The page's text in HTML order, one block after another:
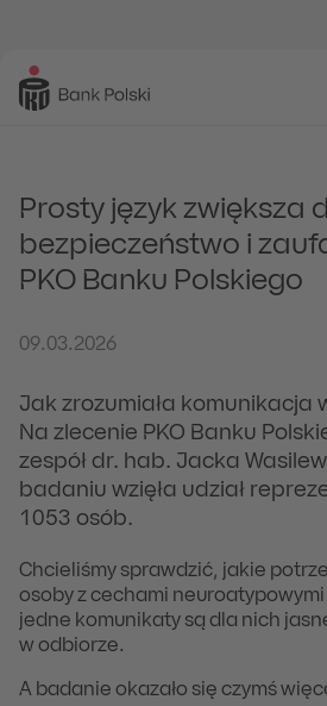
Prosty język zwiększa
bezpieczeństwo i
PKO Banku Polskiego
09.03.2026
Jak zrozumiała komunikacja
Na zlecenie PKO Banku
zespół dr. hab. Jacka
badaniu wzięła udział
1053 osób.
Chcieliśmy sprawdzić, jakie
osoby z cechami neuroatypowymi
jedne komunikaty są dla nich
w odbiorze.
A badanie okazało się czymś